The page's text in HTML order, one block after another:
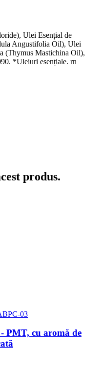
Ulei Esențial de
Angustifolia Oil), Ulei
(Thymus Mastichina Oil),
*Uleiuri esențiale. rn
produs.
03
PMT, cu aromă de